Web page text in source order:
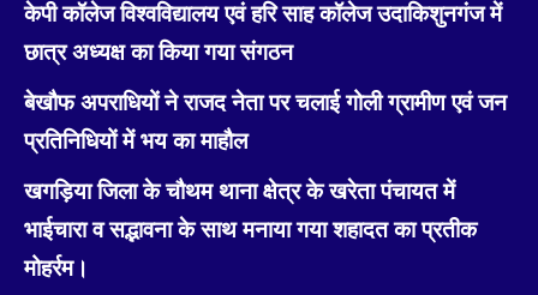
केपी कॉलेज विश्वविद्यालय एवं हरि साह कॉलेज उदाकिशुनगंज में
छात्र अध्यक्ष का किया गया संगठन
बेखौफ अपराधियों ने राजद नेता पर चलाई गोली ग्रामीण एवं जन
प्रतिनिधियों में भय का माहौल
खगड़िया जिला के चौथम थाना क्षेत्र के खरेता पंचायत में
भाईचारा व सद्भावना के साथ मनाया गया शहादत का प्रतीक
मोहर्रम।